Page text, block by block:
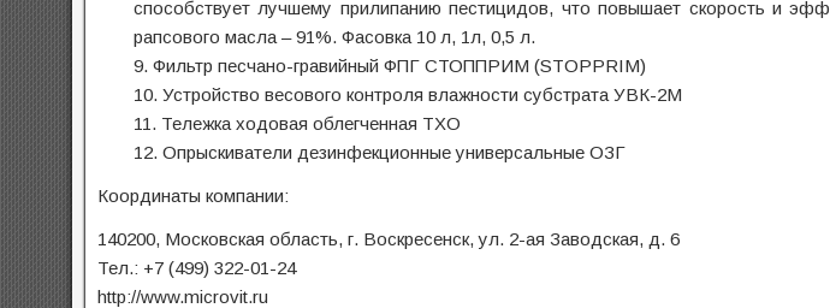
способствует лучшему прилипанию пестицидов, что повышает скорость и
рапсового масла – 91%. Фасовка 10 л, 1л, 0,5 л.
9. Фильтр песчано-гравийный ФПГ СТОППРИМ (STOPPRIM)
10. Устройство весового контроля влажности субстрата УВК-2М
11. Тележка ходовая облегченная ТХО
12. Опрыскиватели дезинфекционные универсальные ОЗГ
Координаты компании:
140200, Московская область, г. Воскресенск, ул. 2-ая Заводская, д. 6
Тел.: +7 (499) 322-01-24
http://www.microvit.ru